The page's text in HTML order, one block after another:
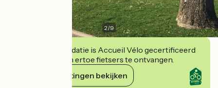
2/9
Deze accommodatie is Accueil Vélo gecertificeerd
en verbindt zich ertoe fietsers te ontvangen.
Haar verplichtingen bekijken